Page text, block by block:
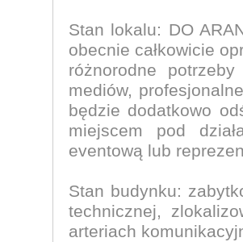
Stan lokalu: DO
obecnie całkowicie
różnorodne
mediów,
będzie dodatkowo
miejscem pod
eventową lub
Stan budynku:
technicznej,
arteriach